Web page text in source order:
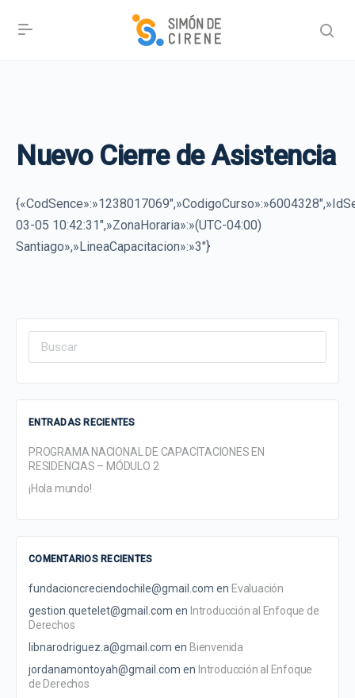
Nuevo Cierre de Asistencia
03-05 10:42:31″,»ZonaHoraria»:»(UTC-04:00)
Santiago»,»LineaCapacitacion»:»3″}
Search
ENTRADAS RECIENTES
PROGRAMA NACIONAL DE CAPACITACIONES EN
RESIDENCIAS – MÓDULO 2
¡Hola mundo!
COMENTARIOS RECIENTES
fundacioncreciendochile@gmail.com en Evaluación
gestion.quetelet@gmail.com en Introducción al Enfoque de
Derechos
libnarodriguez.a@gmail.com en Bienvenida
jordanamontoyah@gmail.com en Introducción al Enfoque
de Derechos